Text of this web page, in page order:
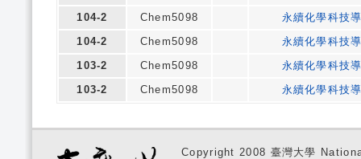
104-2
Chem5098
永續化學科技
104-2
Chem5098
永續化學科技
103-2
Chem5098
永續化學科技
103-2
Chem5098 永續化學科技
Copyright 2008 臺灣大學